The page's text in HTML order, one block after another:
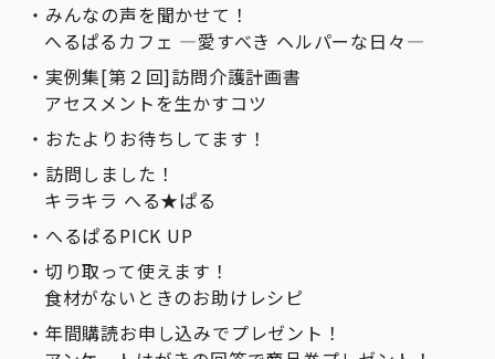
みんなの声を聞かせて！
へるぱるカフェ ―愛すべき ヘルパーな日々―
実例集[第２回]訪問介護計画書
アセスメントを生かすコツ
おたよりお待ちしてます！
訪問しました！
キラキラ へる★ぱる
へるぱるPICK UP
切り取って使えます！
食材がないときのお助けレシピ
年間購読お申し込みでプレゼント！